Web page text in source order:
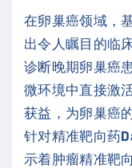
在卵巢癌领域，
出令人瞩目的临
诊断晚期卵巢癌
微环境中直接激
获益，为卵巢癌
针对精准靶向药
示着肿瘤精准靶